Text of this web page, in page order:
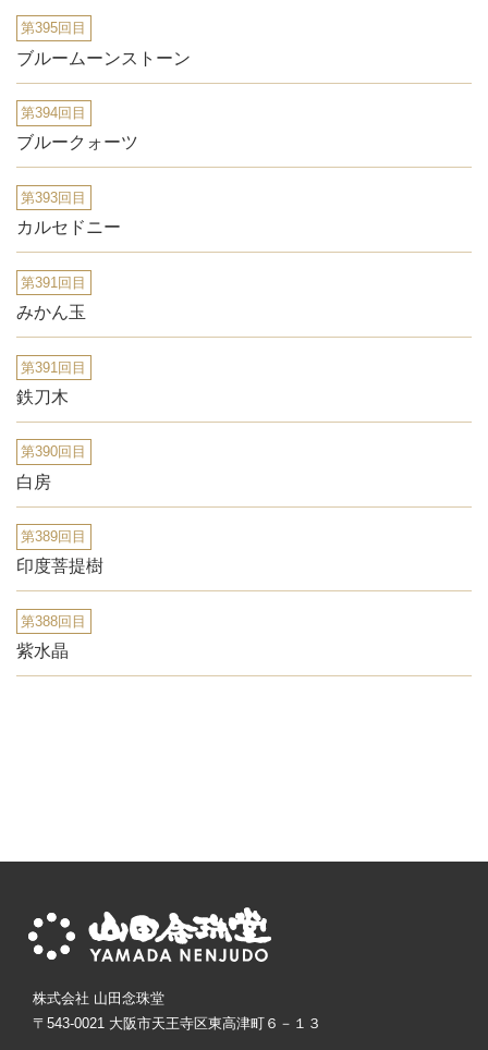
第395回目
ブルームーンストーン
第394回目
ブルークォーツ
第393回目
カルセドニー
第391回目
みかん玉
第391回目
鉄刀木
第390回目
白房
第389回目
印度菩提樹
第388回目
紫水晶
株式会社 山田念珠堂
〒543-0021 大阪市天王寺区東高津町６－１３